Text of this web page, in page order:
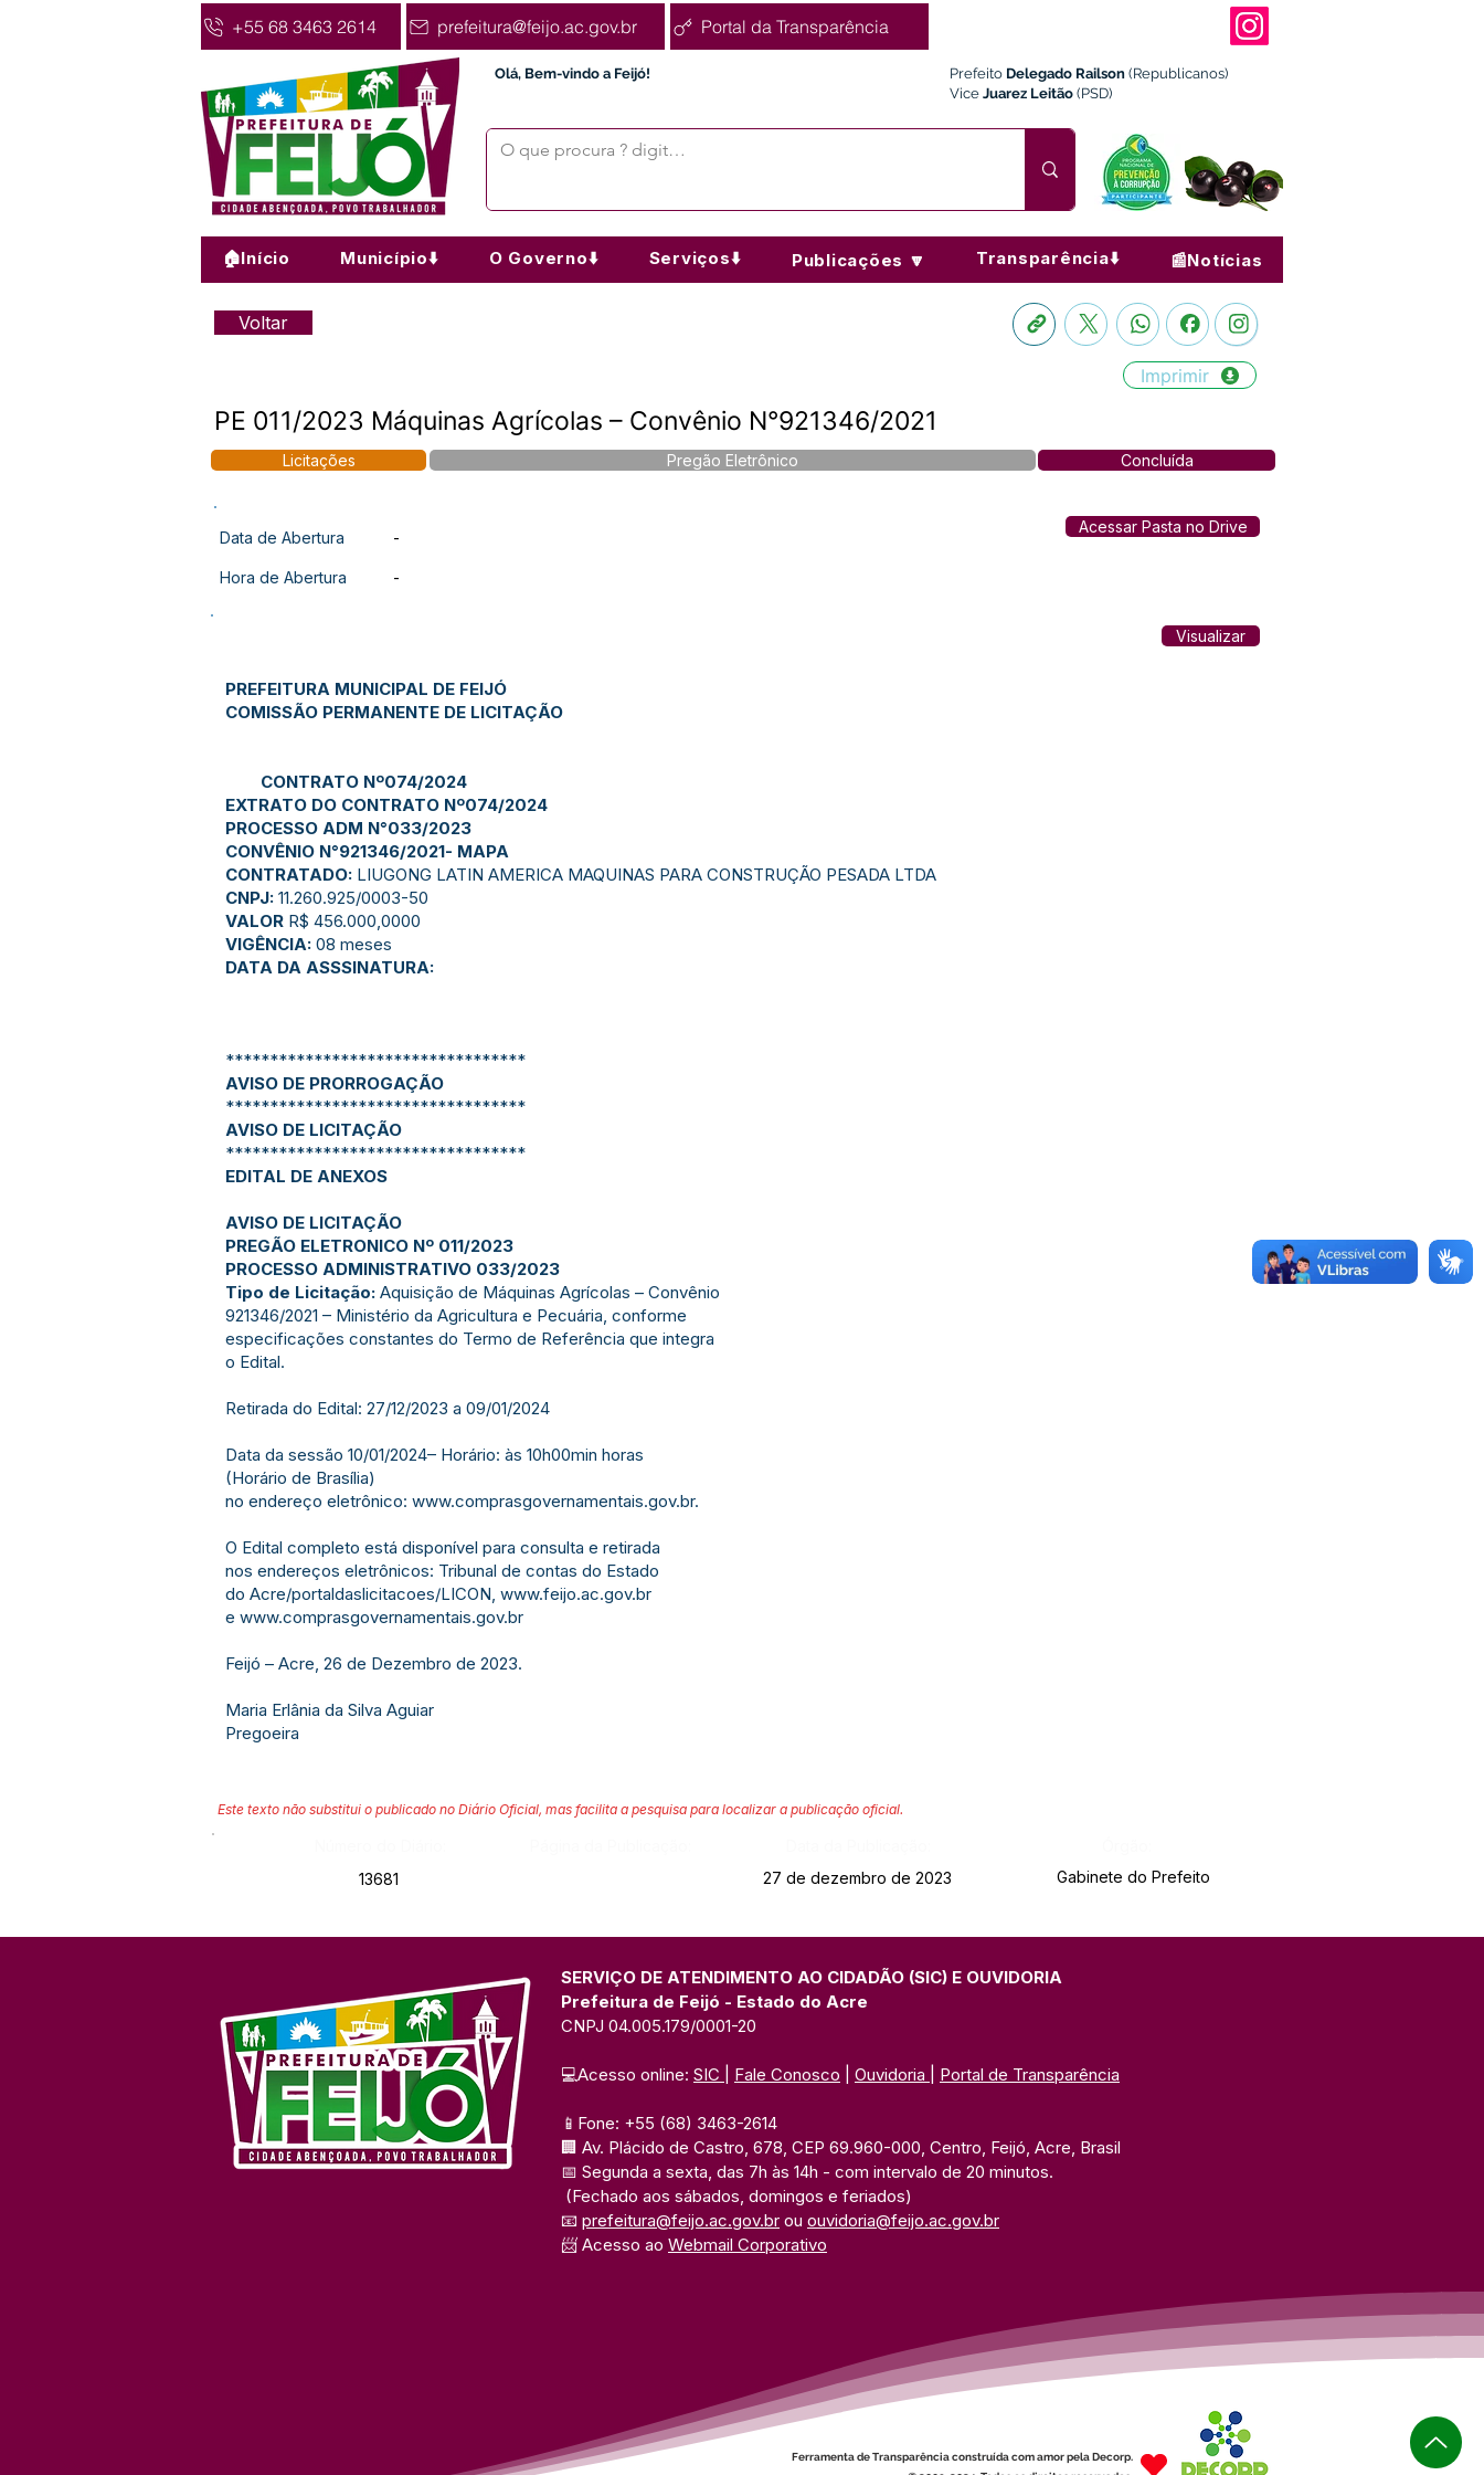
+55 68 3463 2614 prefeitura@feijo.ac.gov.br Portal da Transparência
Olá, Bem-vindo a Feijó! Prefeito Delegado Railson (Republicanos)
Vice Juarez Leitão (PSD)
🏠Início Município⬇️ O Governo⬇️ Serviços⬇️ Publicações 🔽 Transparência⬇️ 📰Notícias
Voltar
Imprimir
PE 011/2023 Máquinas Agrícolas – Convênio N°921346/2021
Licitações Pregão Eletrônico Concluída
Data de Abertura -
Hora de Abertura -
Acessar Pasta no Drive
Visualizar
PREFEITURA MUNICIPAL DE FEIJÓ
COMISSÃO PERMANENTE DE LICITAÇÃO
CONTRATO Nº074/2024
EXTRATO DO CONTRATO Nº074/2024
PROCESSO ADM N°033/2023
CONVÊNIO N°921346/2021- MAPA
CONTRATADO: LIUGONG LATIN AMERICA MAQUINAS PARA CONSTRUÇÃO PESADA LTDA
CNPJ: 11.260.925/0003-50
VALOR R$ 456.000,0000
VIGÊNCIA: 08 meses
DATA DA ASSSINATURA:
**********************************
AVISO DE PRORROGAÇÃO
**********************************
AVISO DE LICITAÇÃO
**********************************
EDITAL DE ANEXOS
AVISO DE LICITAÇÃO
PREGÃO ELETRONICO Nº 011/2023
PROCESSO ADMINISTRATIVO 033/2023
Tipo de Licitação: Aquisição de Máquinas Agrícolas – Convênio
921346/2021 – Ministério da Agricultura e Pecuária, conforme
especificações constantes do Termo de Referência que integra
o Edital.
Retirada do Edital: 27/12/2023 a 09/01/2024
Data da sessão 10/01/2024– Horário: às 10h00min horas
(Horário de Brasília)
no endereço eletrônico: www.comprasgovernamentais.gov.br.
O Edital completo está disponível para consulta e retirada
nos endereços eletrônicos: Tribunal de contas do Estado
do Acre/portaldaslicitacoes/LICON, www.feijo.ac.gov.br
e www.comprasgovernamentais.gov.br
Feijó – Acre, 26 de Dezembro de 2023.
Maria Erlânia da Silva Aguiar
Pregoeira
Este texto não substitui o publicado no Diário Oficial, mas facilita a pesquisa para localizar a publicação oficial.
13681
27 de dezembro de 2023 Gabinete do Prefeito
SERVIÇO DE ATENDIMENTO AO CIDADÃO (SIC) E OUVIDORIA
Prefeitura de Feijó - Estado do Acre
CNPJ 04.005.179/0001-20
💻Acesso online: SIC Fale Conosco Ouvidoria Portal de Transparência
📱Fone: +55 (68) 3463-2614
🏢 Av. Plácido de Castro, 678, CEP 69.960-000, Centro, Feijó, Acre, Brasil
📅 Segunda a sexta, das 7h às 14h - com intervalo de 20 minutos.
(Fechado aos sábados, domingos e feriados)
📧 prefeitura@feijo.ac.gov.br ou ouvidoria@feijo.ac.gov.br
📨 Acesso ao Webmail Corporativo
Ferramenta de Transparência construída com amor pela Decorp.